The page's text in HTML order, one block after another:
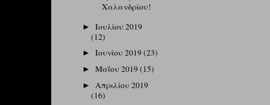
Χαλανδρίου!
►Ιουλίου 2019
(12)
►Ιουνίου 2019(23)
►Μαΐου 2019(15)
►Απριλίου 2019
(16)